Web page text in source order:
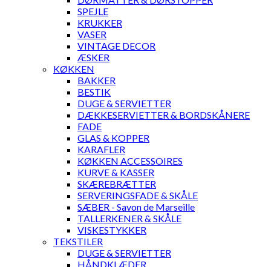
SPEJLE
KRUKKER
VASER
VINTAGE DECOR
ÆSKER
KØKKEN
BAKKER
BESTIK
DUGE & SERVIETTER
DÆKKESERVIETTER & BORDSKÅNERE
FADE
GLAS & KOPPER
KARAFLER
KØKKEN ACCESSOIRES
KURVE & KASSER
SKÆREBRÆTTER
SERVERINGSFADE & SKÅLE
SÆBER - Savon de Marseille
TALLERKENER & SKÅLE
VISKESTYKKER
TEKSTILER
DUGE & SERVIETTER
HÅNDKLÆDER